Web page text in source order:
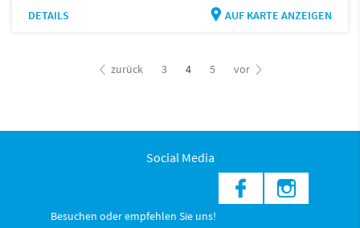
DETAILS AUF KARTE ANZEIGEN
zurück 3 4 5 vor
Social Media
Besuchen oder empfehlen Sie uns!